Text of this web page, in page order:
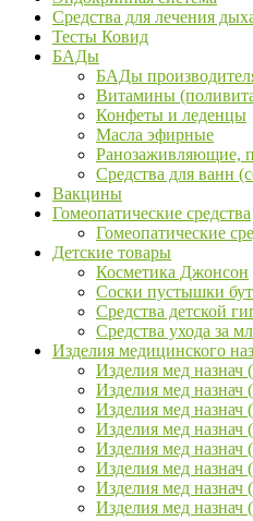
Средства для лечения
Тесты Ковид
БАДы
БАДы
Витамины
Конфеты и леденцы
Масла эфирные
Ранозаживляющие,
Средства для ванн
Вакцины
Гомеопатические средства
Гомеопатические
Детские товары
Косметика Джонсон
Соски пустышки
Средства детской
Средства ухода за
Изделия медицинского
Изделия мед
Изделия мед назнач
Изделия мед назнач
Изделия мед
Изделия мед
Изделия мед
Изделия мед
Изделия мед